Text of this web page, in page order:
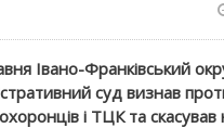
Івано-Франківський
суд визнав
і ТЦК та скасував